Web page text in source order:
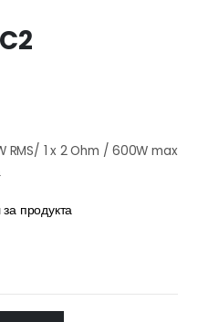
RMS/ 1 x 2 Ohm / 600W max
продукта